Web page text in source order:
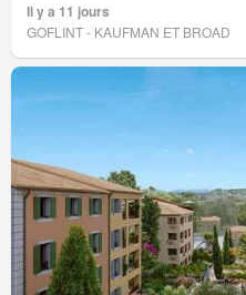
Il y a 11 jours
GOFLINT - KAUFMAN ET BROAD